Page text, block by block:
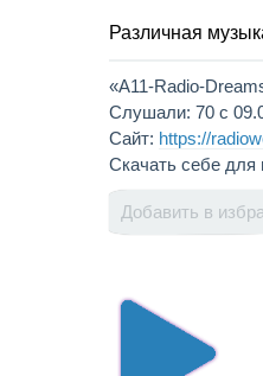
Различная
«A11-Radio-
Слушали: 70 с
Сайт: https://
Скачать себе для
Добавить в